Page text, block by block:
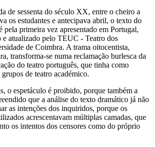
de sessenta do século XX, entre o cheiro a
os estudantes e antecipava abril, o texto do
pela primeira vez apresentado em Portugal,
e atualizado pelo TEUC - Teatro dos
de Coimbra. A trama oitocentista,
transforma-se numa reclamação burlesca da
do teatro português, que tinha como
de teatro académico.
o espetáculo é proibido, porque também a
que a análise do texto dramático já não
as intenções dos inquiridos, porque os
acrescentavam múltiplas camadas, que
os intentos dos censores como do próprio